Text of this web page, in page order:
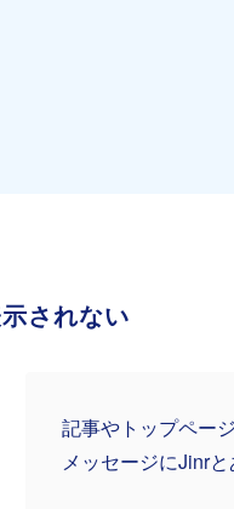
されない
記事やトップペー
メッセージにJinr